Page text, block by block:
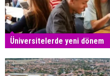
Üniversitelerde yeni dönem